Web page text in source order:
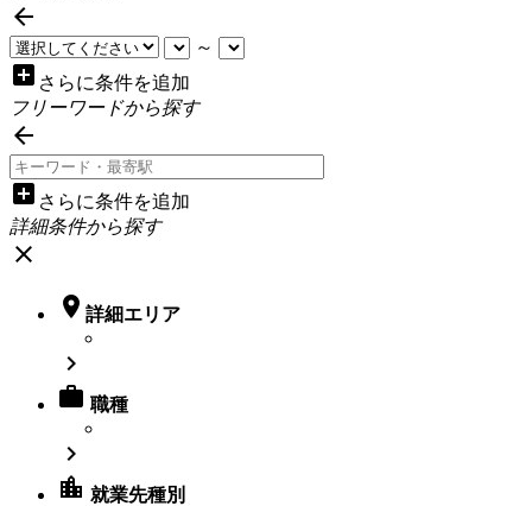

～
add_box さらに条件を追加
フリーワードから探す

add_box さらに条件を追加
詳細条件から探す
close
 詳細エリア

 職種

location_city 就業先種別